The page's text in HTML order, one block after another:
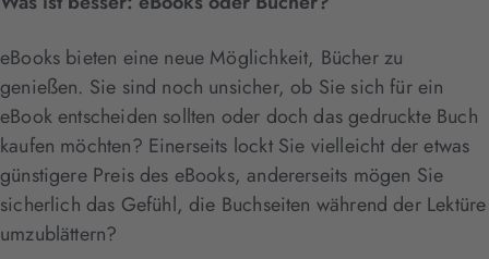
eBooks bieten eine neue Möglichkeit, Bücher zu
genießen. Sie sind noch unsicher, ob Sie sich für ein
eBook entscheiden sollten oder doch das gedruckte Buch
kaufen möchten? Einerseits lockt Sie vielleicht der etwas
günstigere Preis des eBooks, andererseits mögen Sie
sicherlich das Gefühl, die Buchseiten während der Lektüre
umzublättern?